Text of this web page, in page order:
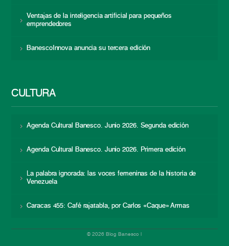
Ventajas de la inteligencia artificial para pequeños
emprendedores
BanescoInnova anuncia su tercera edición
CULTURA
Agenda Cultural Banesco. Junio 2026. Segunda edición
Agenda Cultural Banesco. Junio 2026. Primera edición
La palabra ignorada: las voces femeninas de la historia de
Venezuela
Caracas 455: Café rajatabla, por Carlos «Caque» Armas
© 2026 Blog Banesco |